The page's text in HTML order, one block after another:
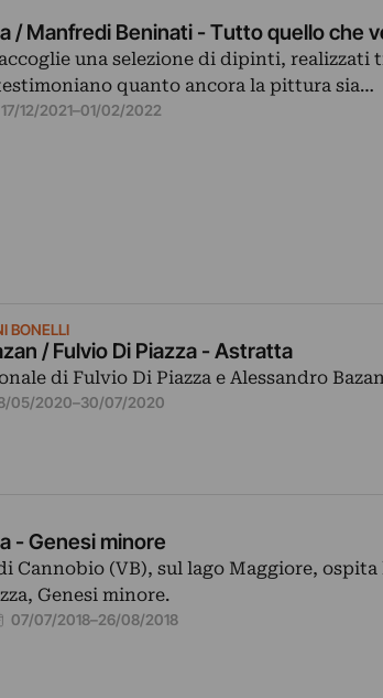
/ Manfredi Beninati - Tutto quello che
una selezione di dipinti, realizzati
quanto ancora la pittura sia…
17/12/2021–01/02/2022
BONELLI
/ Fulvio Di Piazza - Astratta
di Fulvio Di Piazza e Alessandro
05/2020–30/07/2020
- Genesi minore
Cannobio (VB), sul lago Maggiore, ospita
Genesi minore.
07/07/2018–26/08/2018